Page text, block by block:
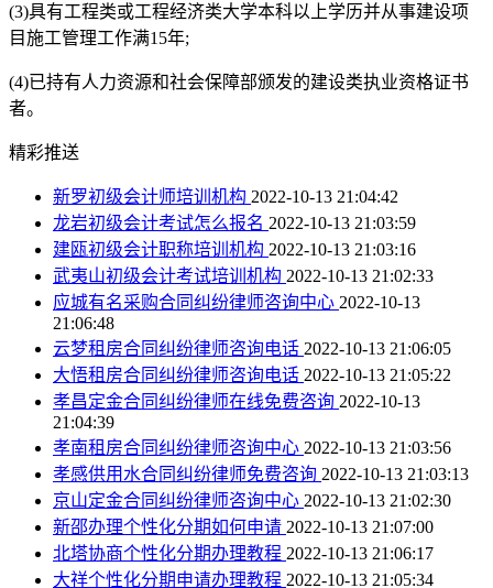
(3)具有工程类或工程经济类大学本科以上学历并从事建设项
目施工管理工作满15年;
(4)已持有人力资源和社会保障部颁发的建设类执业资格证书
者。
精彩推送
新罗初级会计师培训机构 2022-10-13 21:04:42
龙岩初级会计考试怎么报名 2022-10-13 21:03:59
建瓯初级会计职称培训机构 2022-10-13 21:03:16
武夷山初级会计考试培训机构 2022-10-13 21:02:33
应城有名采购合同纠纷律师咨询中心 2022-10-13
21:06:48
云梦租房合同纠纷律师咨询电话 2022-10-13 21:06:05
大悟租房合同纠纷律师咨询电话 2022-10-13 21:05:22
孝昌定金合同纠纷律师在线免费咨询 2022-10-13
21:04:39
孝南租房合同纠纷律师咨询中心 2022-10-13 21:03:56
孝感供用水合同纠纷律师免费咨询 2022-10-13 21:03:13
京山定金合同纠纷律师咨询中心 2022-10-13 21:02:30
新邵办理个性化分期如何申请 2022-10-13 21:07:00
北塔协商个性化分期办理教程 2022-10-13 21:06:17
大祥个性化分期申请办理教程 2022-10-13 21:05:34